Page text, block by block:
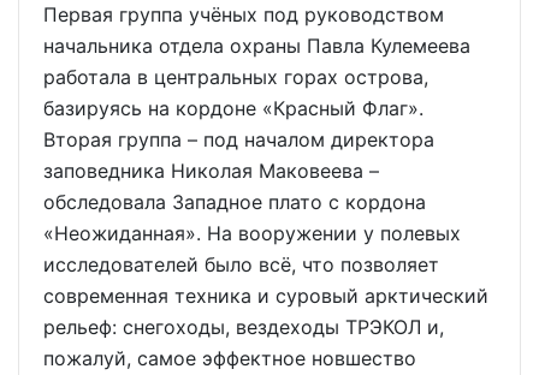
Первая группа учёных под руководством
начальника отдела охраны Павла Кулемеева
работала в центральных горах острова,
базируясь на кордоне «Красный Флаг».
Вторая группа – под началом директора
заповедника Николая Маковеева –
обследовала Западное плато с кордона
«Неожиданная». На вооружении у полевых
исследователей было всё, что позволяет
современная техника и суровый арктический
рельеф: снегоходы, вездеходы ТРЭКОЛ и,
пожалуй, самое эффектное новшество